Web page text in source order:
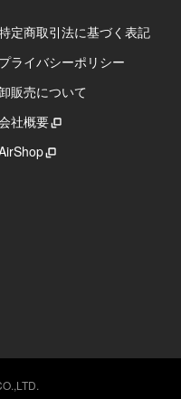
定商取引法に基づく表記
プライバシーポリシー
販売について
社概要